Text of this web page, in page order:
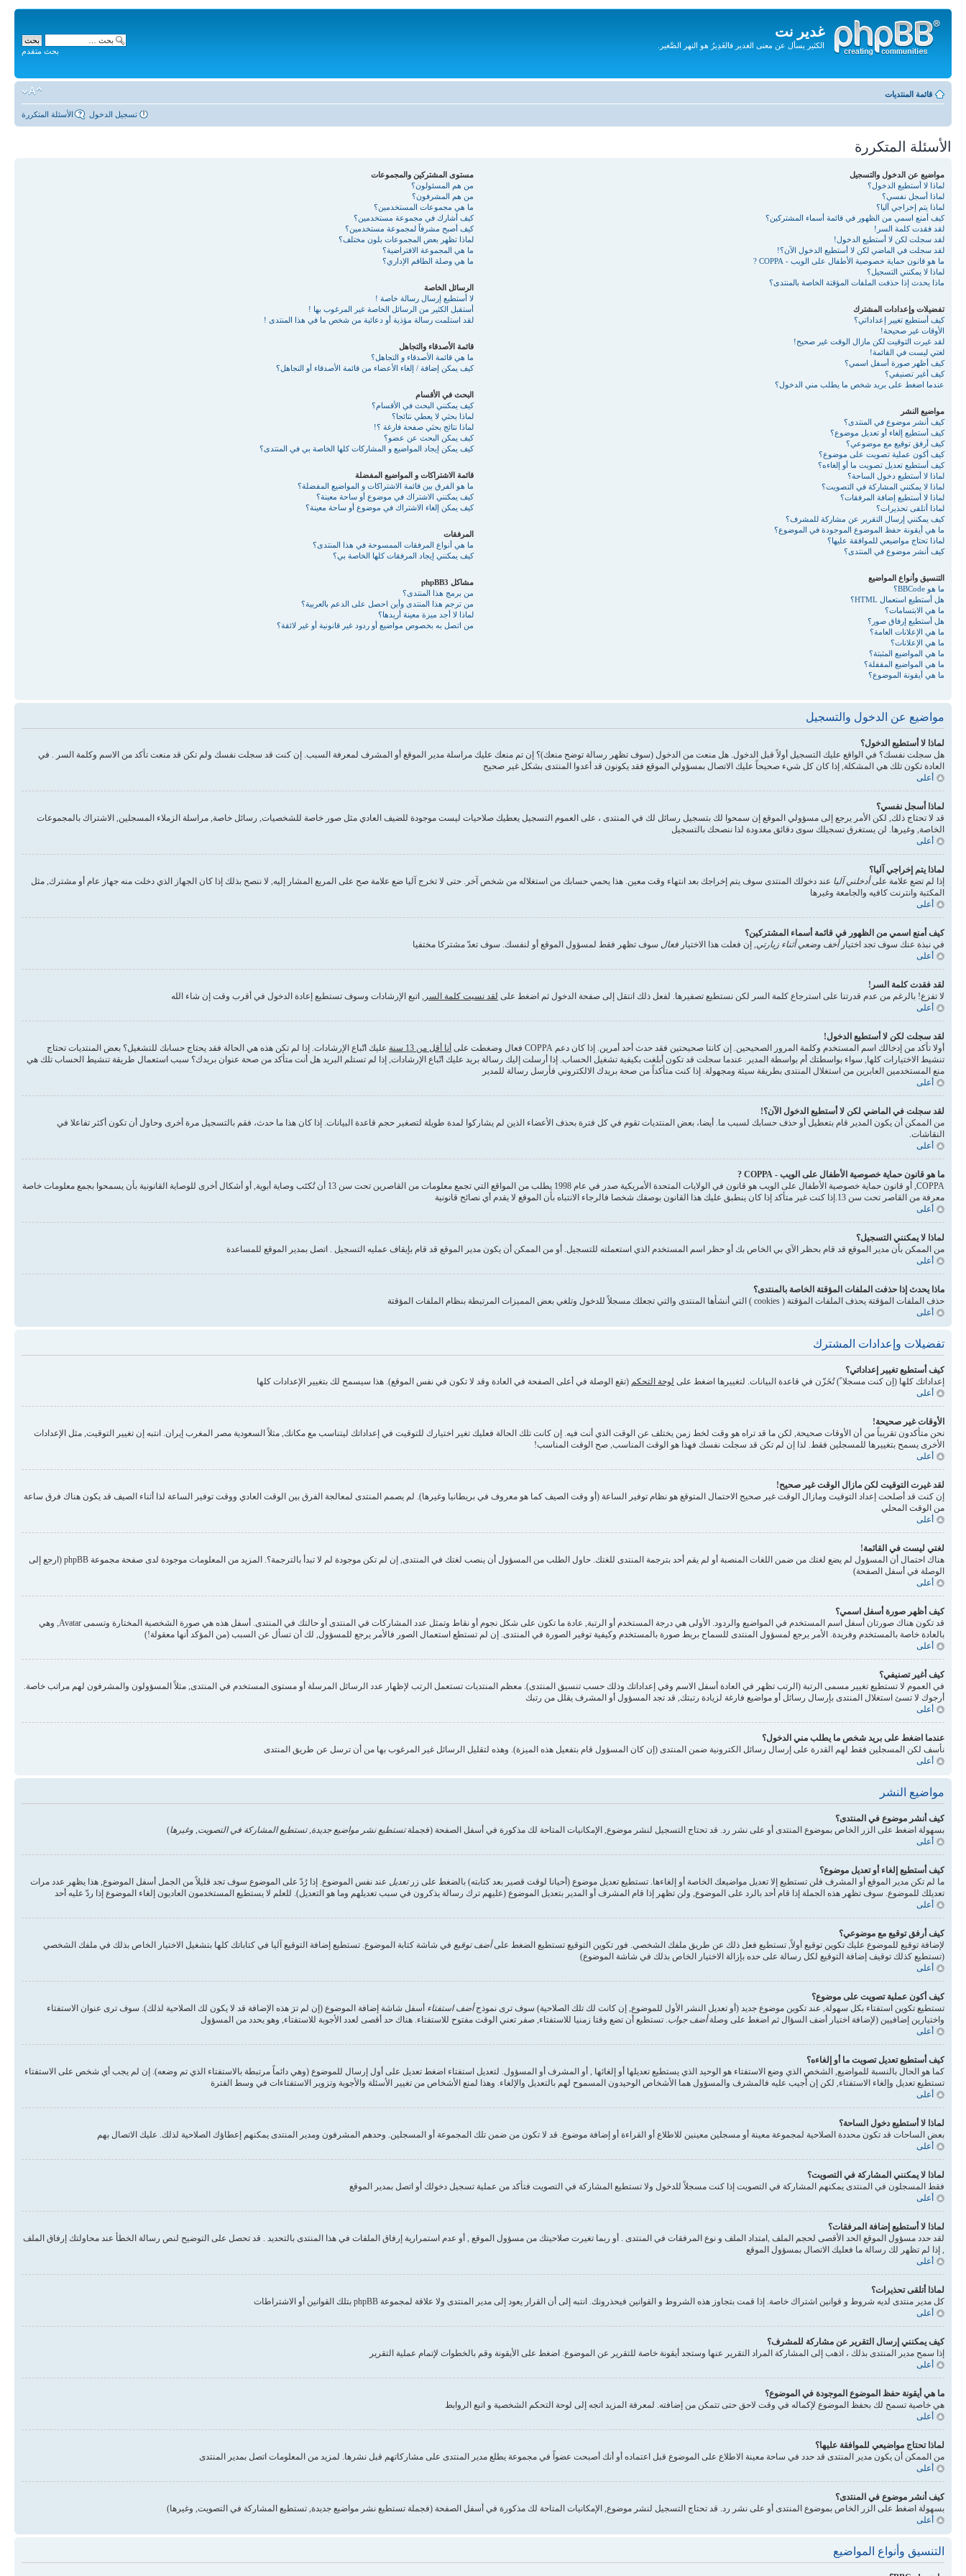
غدير نت
الكثير يسأل عن معنى الغدير فالغَدِيرُ هو النهر الصَّغير.
المحتويات
بحث متقدم
قائمة المنتديات
الأسئلة المتكررة تسجيل الدخول
الأسئلة المتكررة
مواضيع عن الدخول والتسجيل
لماذا لا أستطيع الدخول؟
لماذا أسجل نفسي؟
لماذا يتم إخراجي آليا؟
كيف أمنع اسمي من الظهور في قائمة أسماء المشتركين؟
لقد فقدت كلمة السر!
لقد سجلت لكن لا أستطيع الدخول!
لقد سجلت في الماضي لكن لا أستطيع الدخول الآن؟!
ما هو قانون حماية خصوصية الأطفال على الويب - COPPA ?
لماذا لا يمكنني التسجيل؟
ماذا يحدث إذا حذفت الملفات المؤقتة الخاصة بالمنتدى؟
تفضيلات وإعدادات المشترك
كيف أستطيع تغيير إعداداتي؟
الأوقات غير صحيحة!
لقد غيرت التوقيت لكن مازال الوقت غير صحيح!
لغتي ليست في القائمة!
كيف أظهر صورة أسفل اسمي؟
كيف أغير تصنيفي؟
عندما اضغط على بريد شخص ما يطلب مني الدخول؟
مواضيع النشر
كيف أنشر موضوع في المنتدى؟
كيف أستطيع إلغاء أو تعديل موضوع؟
كيف أرفق توقيع مع موضوعي؟
كيف أكون عملية تصويت على موضوع؟
كيف أستطيع تعديل تصويت ما أو إلغاءه؟
لماذا لا أستطيع دخول الساحة؟
لماذا لا يمكنني المشاركة في التصويت؟
لماذا لا أستطيع إضافة المرفقات؟
لماذا أتلقى تحذيرات؟
كيف يمكنني إرسال التقرير عن مشاركة للمشرف؟
ما هي أيقونة حفظ الموضوع الموجودة في الموضوع؟
لماذا تحتاج مواضيعي للموافقة عليها؟
كيف أنشر موضوع في المنتدى؟
التنسيق وأنواع المواضيع
ما هو BBCode؟
هل أستطيع استعمال HTML؟
ما هي الابتسامات؟
هل أستطيع إرفاق صور؟
ما هي الإعلانات العامة؟
ما هي الإعلانات؟
ما هي المواضيع المثبتة؟
ما هي المواضيع المقفلة؟
ما هي أيقونة الموضوع؟
مستوى المشتركين والمجموعات
من هم المسئولون؟
من هم المشرفون؟
ما هي مجموعات المستخدمين؟
كيف أشارك في مجموعة مستخدمين؟
كيف أصبح مشرفاً لمجموعة مستخدمين؟
لماذا تظهر بعض المجموعات بلون مختلف؟
ما هي المجموعة الافتراضية؟
ما هي وصلة الطاقم الإداري؟
الرسائل الخاصة
لا أستطيع إرسال رسالة خاصة !
أستقبل الكثير من الرسائل الخاصة غير المرغوب بها !
لقد استلمت رسالة مؤذية أو دعائية من شخص ما في هذا المنتدى !
قائمة الأصدقاء والتجاهل
ما هي قائمة الأصدقاء و التجاهل؟
كيف يمكن إضافة / إلغاء الأعضاء من قائمة الأصدقاء أو التجاهل؟
البحث في الأقسام
كيف يمكنني البحث في الأقسام؟
لماذا بحثي لا يعطي نتائجا؟
لماذا نتائج بحثي صفحة فارغة ؟!
كيف يمكن البحث عن عضو؟
كيف يمكن إيجاد المواضيع و المشاركات كلها الخاصة بي في المنتدى؟
قائمة الاشتراكات و المواضيع المفضلة
ما هو الفرق بين قائمة الاشتراكات و المواضيع المفضلة؟
كيف يمكنني الاشتراك في موضوع أو ساحة معينة؟
كيف يمكن إلغاء الاشتراك في موضوع أو ساحة معينة؟
المرفقات
ما هي أنواع المرفقات الممسوحة في هذا المنتدى؟
كيف يمكنني إيجاد المرفقات كلها الخاصة بي؟
مشاكل phpBB3
من برمج هذا المنتدى؟
من ترجم هذا المنتدى وأين احصل على الدعم بالعربية؟
لماذا لا أجد ميزة معينة أريدها؟
من اتصل به بخصوص مواضيع أو ردود غير قانونية أو غير لائقة؟
مواضيع عن الدخول والتسجيل
لماذا لا أستطيع الدخول؟
هل سجلت نفسك؟ في الواقع عليك التسجيل أولاً قبل الدخول. هل منعت من الدخول (سوف تظهر رسالة توضح منعك)؟ إن تم منعك عليك مراسلة مدير الموقع أو المشرف لمعرفة السبب. إن كنت قد سجلت نفسك ولم تكن قد منعت تأكد من الاسم وكلمة السر . في
العادة تكون تلك هي المشكلة, إذا كان كل شيء صحيحاً عليك الاتصال بمسؤولي الموقع فقد يكونون قد أعدوا المنتدى بشكل غير صحيح
أعلى
لماذا أسجل نفسي؟
قد لا تحتاج ذلك, لكن الأمر يرجع إلى مسؤولي الموقع إن سمحوا لك بتسجيل رسائل لك في المنتدى ، على العموم التسجيل يعطيك صلاحيات ليست موجودة للضيف العادي مثل صور خاصة للشخصيات, رسائل خاصة, مراسلة الزملاء المسجلين, الاشتراك بالمجموعات
الخاصة, وغيرها. لن يستغرق تسجيلك سوى دقائق معدودة لذا ننصحك بالتسجيل
أعلى
لماذا يتم إخراجي آليا؟
إذا لم تضع علامة علىأدخلني آليا عند دخولك المنتدى سوف يتم إخراجك بعد انتهاء وقت معين. هذا يحمي حسابك من استغلاله من شخص آخر. حتى لا تخرج آليا ضع علامة صح على المربع المشار إليه, لا ننصح بذلك إذا كان الجهاز الذي دخلت منه جهاز عام أو مشترك, مثل
المكتبة وانترنت كافيه والجامعة وغيرها
أعلى
كيف أمنع اسمي من الظهور في قائمة أسماء المشتركين؟
في نبذة عنك سوف تجد اختيارأخف وضعي أثناء زيارتي, إن فعلت هذا الاختيار فعال سوف تظهر فقط لمسؤول الموقع أو لنفسك. سوف تعدّ مشتركا مختفيا
أعلى
لقد فقدت كلمة السر!
لا تفزع! بالرغم من عدم قدرتنا على استرجاع كلمة السر لكن نستطيع تصفيرها. لفعل ذلك انتقل إلى صفحة الدخول ثم اضغط على لقد نسيت كلمة السر , اتبع الإرشادات وسوف تستطيع إعادة الدخول في أقرب وقت إن شاء الله
أعلى
لقد سجلت لكن لا أستطيع الدخول!
أولا تأكد من إدخالك اسم المستخدم وكلمة المرور الصحيحين. إن كانتا صحيحتين فقد حدث أحد أمرين. إذا كان دعم COPPA فعال وضغطت على
أنا أقل من 13 سنة
عليك اتّباع الإرشادات. إذا لم تكن هذه هي الحالة فقد يحتاج حسابك للتشغيل؟ بعض المنتديات تحتاج
تنشيط الاختيارات كلها, سواء بواسطتك أم بواسطة المدير. عندما سجلت قد تكون أبلغت بكيفية تشغيل الحساب. إذا أرسلت إليك رسالة بريد عليك اتّباع الإرشادات, إذا لم تستلم البريد هل أنت متأكد من صحة عنوان بريدك؟ سبب استعمال طريقة تنشيط الحساب تلك هي
منع المستخدمين العابرين من استغلال المنتدى بطريقة سيئة ومجهولة. إذا كنت متأكداً من صحة بريدك الالكتروني فأرسل رسالة للمدير
أعلى
لقد سجلت في الماضي لكن لا أستطيع الدخول الآن؟!
من الممكن أن يكون المدير قام بتعطيل أو حذف حسابك لسبب ما. أيضا، بعض المنتديات تقوم في كل فترة بحذف الأعضاء الذين لم يشاركوا لمدة طويلة لتصغير حجم قاعدة البيانات. إذا كان هذا ما حدث، فقم بالتسجيل مرة أخرى وحاول أن تكون أكثر تفاعلا في
النقاشات.
أعلى
ما هو قانون حماية خصوصية الأطفال على الويب - COPPA ?
COPPA, أو قانون حماية خصوصية الأطفال على الويب هو قانون في الولايات المتحدة الأمريكية صدر في عام 1998 يطلب من المواقع التي تجمع معلومات من القاصرين تحت سن 13 أن تُكتَب وصاية أبوية, أو أشكال أخرى للوصاية القانونية بأن يسمحوا بجمع معلومات خاصة
معرفة من القاصر تحت سن 13.إذا كنت غير متأكد إذا كان ينطبق عليك هذا القانون بوصفك شخصا فالرجاء الانتباه بأن الموقع لا يقدم أي نصائح قانونية
أعلى
لماذا لا يمكنني التسجيل؟
من الممكن بأن مدير الموقع قد قام بحظر الآي بي الخاص بك أو حظر اسم المستخدم الذي استعملته للتسجيل. أو من الممكن أن يكون مدير الموقع قد قام بإيقاف عمليه التسجيل . اتصل بمدير الموقع للمساعدة
أعلى
ماذا يحدث إذا حذفت الملفات المؤقتة الخاصة بالمنتدى؟
حذف الملفات المؤقتة يحذف الملفات المؤقتة ( cookies ) التي أنشأها المنتدى والتي تجعلك مسجلاً للدخول وتلغي بعض المميزات المرتبطة بنظام الملفات المؤقتة
أعلى
تفضيلات وإعدادات المشترك
كيف أستطيع تغيير إعداداتي؟
إعداداتك كلها (إن كنت مسجلا ً) تُخَزّن في قاعدة البيانات. لتغييرها اضغط على لوحة التحكم (تقع الوصلة في أعلى الصفحة في العادة وقد لا تكون في نفس الموقع). هذا سيسمح لك بتغيير الإعدادات كلها
أعلى
الأوقات غير صحيحة!
نحن متأكدون تقريباً من أن الأوقات صحيحة, لكن ما قد تراه هو وقت لخط زمن يختلف عن الوقت الذي أنت فيه. إن كانت تلك الحالة فعليك تغير اختيارك للتوقيت في إعداداتك ليتناسب مع مكانك, مثلاً السعودية مصر المغرب إيران. انتبه إن تغيير التوقيت, مثل الإعدادات
الأخرى يسمح بتغييرها للمسجلين فقط. لذا إن لم تكن قد سجلت نفسك فهذا هو الوقت المناسب, صح الوقت المناسب!
أعلى
لقد غيرت التوقيت لكن مازال الوقت غير صحيح!
إن كنت قد أصلحت إعداد التوقيت ومازال الوقت غير صحيح الاحتمال المتوقع هو نظام توفير الساعة (أو وقت الصيف كما هو معروف في بريطانيا وغيرها). لم يصمم المنتدى لمعالجة الفرق بين الوقت العادي ووقت توفير الساعة لذا أثناء الصيف قد يكون هناك فرق ساعة
من الوقت المحلي
أعلى
لغتي ليست في القائمة!
هناك احتمال أن المسؤول لم يضع لغتك من ضمن اللغات المنصبة أو لم يقم أحد بترجمة المنتدى للغتك. حاول الطلب من المسؤول أن ينصب لغتك في المنتدى, إن لم تكن موجودة لم لا تبدأ بالترجمة؟. المزيد من المعلومات موجودة لدى صفحة مجموعة phpBB (ارجع إلى
الوصلة في أسفل الصفحة)
أعلى
كيف أظهر صورة أسفل اسمي؟
قد تكون هناك صورتان أسفل اسم المستخدم في المواضيع والردود. الأولى هي درجة المستخدم أو الرتبة, عادة ما تكون على شكل نجوم أو نقاط وتمثل عدد المشاركات في المنتدى أو حالتك في المنتدى. أسفل هذه هي صورة الشخصية المختارة وتسمى Avatar, وهي
بالعادة خاصة بالمستخدم وفريدة. الأمر يرجع لمسؤول المنتدى للسماح بربط صورة بالمستخدم وكيفية توفير الصورة في المنتدى. إن لم تستطع استعمال الصور فالأمر يرجع للمسؤول, لك أن تسأل عن السبب (من المؤكد أنها معقولة!)
أعلى
كيف أغير تصنيفي؟
في العموم لا تستطيع تغيير مسمى الرتبة (الرتب تظهر في العادة أسفل الاسم وفي إعداداتك وذلك حسب تنسيق المنتدى). معظم المنتديات تستعمل الرتب لإظهار عدد الرسائل المرسلة أو مستوى المستخدم في المنتدى, مثلاً المسؤولون والمشرفون لهم مراتب خاصة.
أرجوك لا تسئ استغلال المنتدى بإرسال رسائل أو مواضيع فارغة لزيادة رتبتك, قد تجد المسؤول أو المشرف يقلل من رتبك
أعلى
عندما اضغط على بريد شخص ما يطلب مني الدخول؟
نأسف لكن المسجلين فقط لهم القدرة على إرسال رسائل الكترونية ضمن المنتدى (إن كان المسؤول قام بتفعيل هذه الميزة). وهذه لتقليل الرسائل غير المرغوب بها من أن ترسل عن طريق المنتدى
أعلى
مواضيع النشر
كيف أنشر موضوع في المنتدى؟
بسهولة اضغط على الزر الخاص بموضوع المنتدى أو على نشر رد. قد تحتاج التسجيل لنشر موضوع, الإمكانيات المتاحة لك مذكورة في أسفل الصفحة (فجملةتستطيع نشر مواضيع جديدة, تستطيع المشاركة في التصويت, وغيرها)
أعلى
كيف أستطيع إلغاء أو تعديل موضوع؟
ما لم تكن مدير الموقع أو المشرف فلن تستطيع إلا تعديل مواضيعك الخاصة أو إلغاءها. تستطيع تعديل موضوع (أحيانا لوقت قصير بعد كتابته) بالضغط على زرتعديل عند نفس الموضوع. إذا رُدّ على الموضوع سوف تجد قليلاً من الجمل أسفل الموضوع, هذا يظهر عدد مرات
تعديلك للموضوع. سوف تظهر هذه الجملة إذا قام أحد بالرد على الموضوع, ولن تظهر إذا قام المشرف أو المدير بتعديل الموضوع (عليهم ترك رسالة يذكرون في سبب تعديلهم وما هو التعديل). للعلم لا يستطيع المستخدمون العاديون إلغاء الموضوع إذا ردّ عليه أحد
أعلى
كيف أرفق توقيع مع موضوعي؟
لإضافة توقيع للموضوع عليك تكوين توقيع أولاً, تستطيع فعل ذلك عن طريق ملفك الشخصي. فور تكوين التوقيع تستطيع الضغط علىأضف توقيع في شاشة كتابة الموضوع. تستطيع إضافة التوقيع آليا في كتاباتك كلها بتشغيل الاختيار الخاص بذلك في ملفك الشخصي
(تستطيع كذلك توقيف إضافة التوقيع لكل رسالة على حده بإزالة الاختيار الخاص بذلك في شاشة الموضوع)
أعلى
كيف أكون عملية تصويت على موضوع؟
تستطيع تكوين استفتاء بكل سهولة, عند تكوين موضوع جديد (أو تعديل النشر الأول للموضوع, إن كانت لك تلك الصلاحية) سوف ترى نموذجأضف استفتاء أسفل شاشة إضافة الموضوع (إن لم ترَ هذه الإضافة قد لا يكون لك الصلاحية لذلك). سوف ترى عنوان الاستفتاء
واختيارين إضافيين (لإضافة اختيار أضف السؤال ثم اضغط على وصلةأضف جواب. تستطيع أن تضع وقتا زمنيا للاستفتاء, صفر تعني الوقت مفتوح للاستفتاء. هناك حد أقصى لعدد الأجوبة للاستفتاء, وهو يحدد من المسؤول
أعلى
كيف أستطيع تعديل تصويت ما أو إلغاءه؟
كما هو الحال بالنسبة للمواضيع, الشخص الذي وضع الاستفتاء هو الوحيد الذي يستطيع تعديلها أو إلغائها , أو المشرف أو المسؤول. لتعديل استفتاء اضغط تعديل على أول إرسال للموضوع (وهي دائماً مرتبطة بالاستفتاء الذي تم وضعه). إن لم يجب أي شخص على الاستفتاء
تستطيع تعديل وإلغاء الاستفتاء, لكن إن أُجيب عليه فالمشرف والمسؤول هما الأشخاص الوحيدون المسموح لهم بالتعديل والإلغاء. وهذا لمنع الأشخاص من تغيير الأسئلة والأجوبة وتزوير الاستفتاءات في وسط الفترة
أعلى
لماذا لا أستطيع دخول الساحة؟
بعض الساحات قد تكون محددة الصلاحية لمجموعة معينة أو مسجلين معينين للاطلاع أو القراءة أو إضافة موضوع. قد لا تكون من ضمن تلك المجموعة أو المسجلين. وحدهم المشرفون ومدير المنتدى يمكنهم إعطاؤك الصلاحية لذلك. عليك الاتصال بهم
أعلى
لماذا لا يمكنني المشاركة في التصويت؟
فقط المسجلون في المنتدى يمكنهم المشاركة في التصويت إذا كنت مسجلاً للدخول ولا تستطيع المشاركة في التصويت فتأكد من عملية تسجيل دخولك أو اتصل بمدير الموقع
أعلى
لماذا لا أستطيع إضافة المرفقات؟
لقد حدد مسؤول الموقع الحد الأقصى لحجم الملف ,امتداد الملف و نوع المرفقات في المنتدى . أو ربما تغيرت صلاحيتك من مسؤول الموقع , أو عدم استمرارية إرفاق الملفات في هذا المنتدى بالتحديد . قد تحصل على التوضيح لنص رسالة الخطأ عند محاولتك إرفاق الملف
, إذا لم تظهر لك رسالة ما فعليك الاتصال بمسؤول الموقع
أعلى
لماذا أتلقى تحذيرات؟
كل مدير منتدى لديه شروط و قوانين اشتراك خاصة. إذا قمت بتجاوز هذه الشروط و القوانين فيحذرونك. انتبه إلى أن القرار يعود إلى مدير المنتدى ولا علاقة لمجموعة phpBB بتلك القوانين أو الاشتراطات
أعلى
كيف يمكنني إرسال التقرير عن مشاركة للمشرف؟
إذا سمح مدير المنتدى بذلك ، اذهب إلى المشاركة المراد التقرير عنها وستجد أيقونة خاصة للتقرير عن الموضوع. اضغط على الأيقونة وقم بالخطوات لإتمام عملية التقرير
أعلى
ما هي أيقونة حفظ الموضوع الموجودة في الموضوع؟
هي خاصية تسمح لك بحفظ الموضوع لإكماله في وقت لاحق حتى تتمكن من إضافته. لمعرفة المزيد اتجه إلى لوحة التحكم الشخصية و اتبع الروابط
أعلى
لماذا تحتاج مواضيعي للموافقة عليها؟
من الممكن أن يكون مدير المنتدى قد حدد في ساحة معينة الاطلاع على الموضوع قبل اعتماده أو أنك أصبحت عضواً في مجموعة يطلع مدير المنتدى على مشاركاتهم قبل نشرها. لمزيد من المعلومات اتصل بمدير المنتدى
أعلى
كيف أنشر موضوع في المنتدى؟
بسهولة اضغط على الزر الخاص بموضوع المنتدى أو على نشر رد. قد تحتاج التسجيل لنشر موضوع, الإمكانيات المتاحة لك مذكورة في أسفل الصفحة (فجملة تستطيع نشر مواضيع جديدة, تستطيع المشاركة في التصويت, وغيرها)
أعلى
التنسيق وأنواع المواضيع